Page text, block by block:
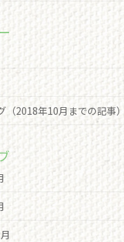
（2018年10月までの記事）